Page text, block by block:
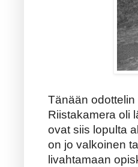
Tänään
Riistakamera oli
ovat siis lopulta
on jo valkoinen
livahtamaan